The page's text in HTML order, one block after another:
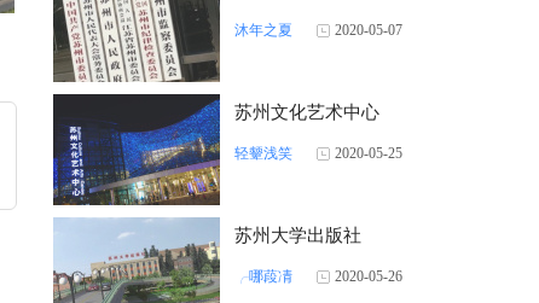
沐年之夏 2020-05-07
苏州文化艺术中心
轻颦浅笑 2020-05-25
苏州大学出版社
╭哪葮凊 2020-05-26